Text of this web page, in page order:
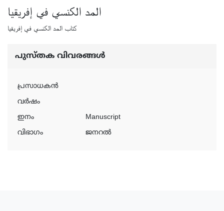
المد الكنسي في إفريقيا
كتاب المد الكنسي في إفريقيا
പുസ്‌തക വിവരങ്ങള്‍
പ്രസാധകന്‍
വര്‍ഷം
ഇനം
Manuscript
വിഭാഗം
ജനറൽ